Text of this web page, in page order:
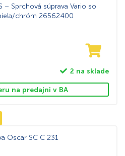
– Sprchová súprava Vario so
chróm 26562400
2 na sklade
na predajni v BA
Oscar SC C 231